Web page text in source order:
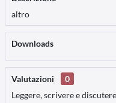
altro
Downloads
Valutazioni
0
Leggere, scrivere e